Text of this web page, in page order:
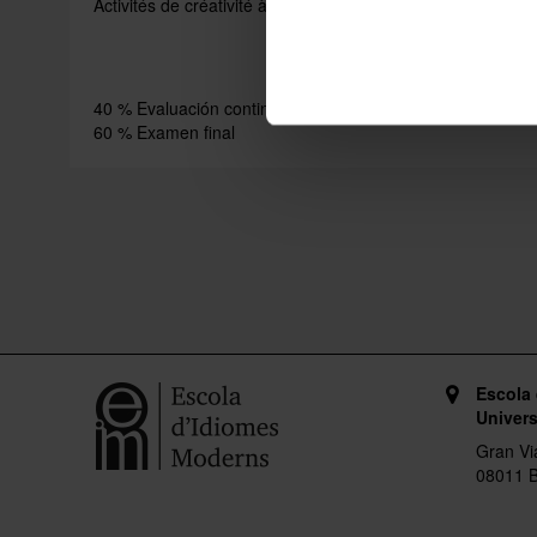
Activités de créativité à partir de consignes établies.
40 % Evaluación continua (participación en clase,
60 % Examen final
Escola
Gran
08011